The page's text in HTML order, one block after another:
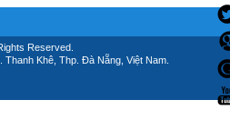
Reserved.
Khê, Thp. Đà Nẵng, Việt Nam.